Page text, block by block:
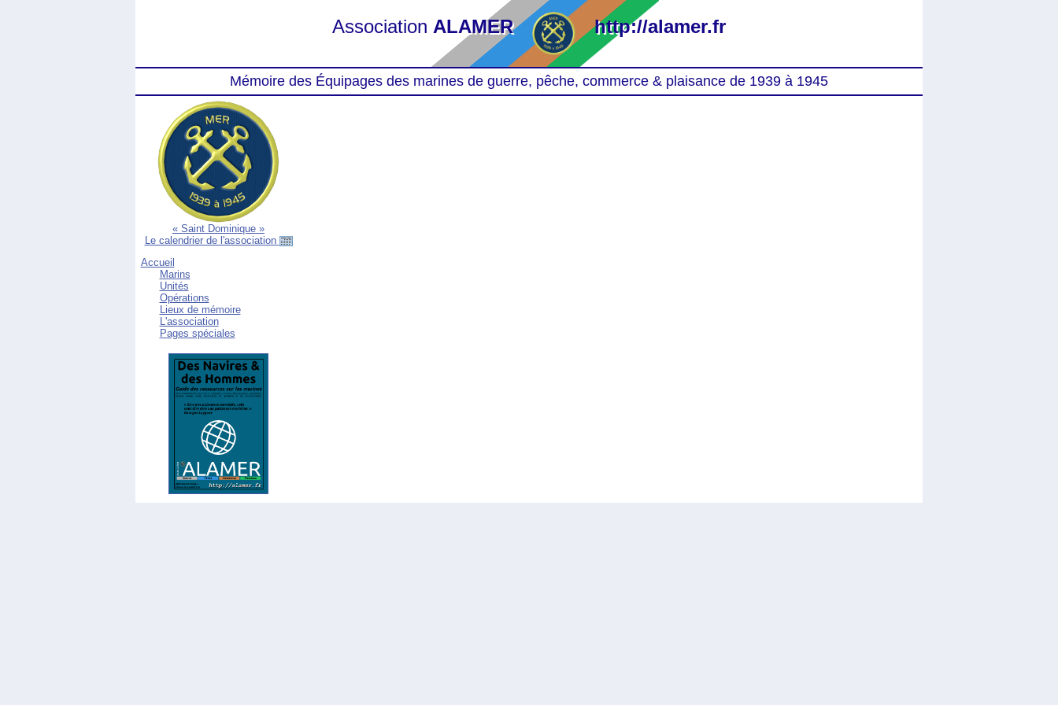
Association ALAMER http://alamer.fr
Mémoire des Équipages des marines de guerre, pêche, commerce & plaisance de 1939 à 1945
« Saint Dominique »
Le calendrier de l'association
Accueil
Marins
Unités
Opérations
Lieux de mémoire
L'association
Pages spéciales